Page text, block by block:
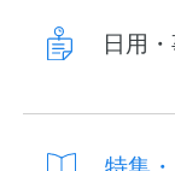
日用